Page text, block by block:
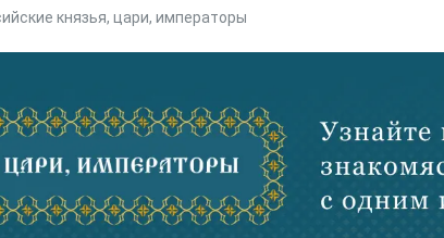
князья, цари, императоры